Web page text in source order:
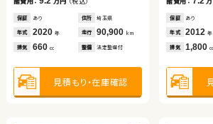
保証 あり 住所 埼玉県
年式 2020 年 走行 90,900 km
排気 660 cc 整備 法定整備付
見積もり・在庫確認
保証 あり
年式 2012年
排気 1,800cc
保証 あり 住所 岩手県
年式 2021 年 走行 50,900 km
排気 660 cc 整備 法定整備付
見積もり・在庫確認
保証 あり
年式 2022年
排気 1,500cc
保証 あり 住所 福島県
年式 2025 年 走行 5,700km
排気 2,500 整備 法定整備付
見積もり・在庫確認
保証 あり
年式 2017年
排気 1,500cc
保証 あり 住所 北海道
年式 2020 年 走行 37,100 km
排気 2,500 整備 法定整備付
見積もり・在庫確認
保証 あり
年式 2012年
排気 1,800cc